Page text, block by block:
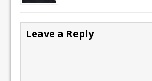
Leave a Reply